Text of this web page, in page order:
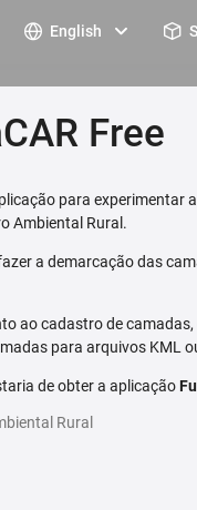
English
Free
para experimentar
Ambiental Rural.
a demarcação das
ao cadastro de
para arquivos KML
de obter a aplicação
Rural